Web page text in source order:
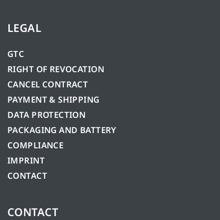
LEGAL
GTC
RIGHT OF REVOCATION
CANCEL CONTRACT
PAYMENT & SHIPPING
DATA PROTECTION
PACKAGING AND BATTERY
COMPLIANCE
IMPRINT
CONTACT
CONTACT